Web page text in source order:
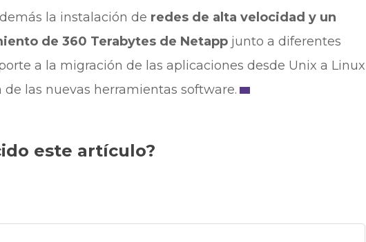
la instalación de redes de alta velocidad y un
de 360 Terabytes de Netappjunto a diferentes
a la migración de las aplicaciones desde Unix a Linux
las nuevas herramientas software.
este artículo?